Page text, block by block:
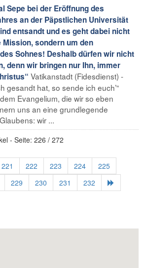
Sepe bei der Eröffnung des
an der Päpstlichen Universität
entsandt und es geht dabei nicht
Mission, sondern um den
Sohnes! Deshalb dürfen wir nicht
denn wir bringen nur Ihn, immer
Vatikanstadt (Fidesdienst) -
gesandt hat, so sende ich euch’“
Evangelium, die wir so eben
uns an eine grundlegende
wir ...
- Seite: 226 / 272
221 222 223 224
225
229 230 231 232